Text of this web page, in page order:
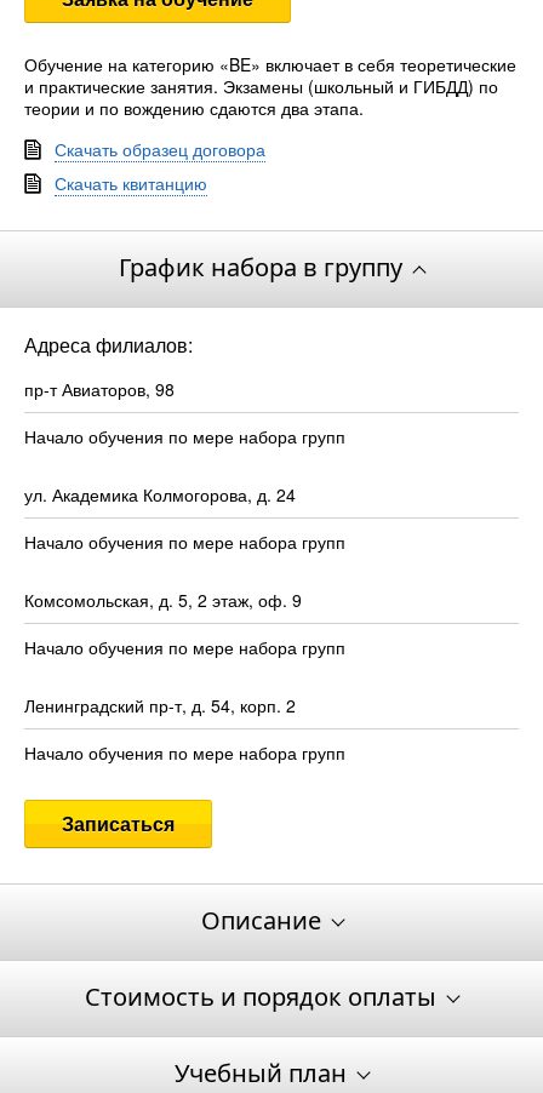
Обучение на категорию «BE» включает в себя теоретические
и практические занятия. Экзамены (школьный и ГИБДД) по
теории и по вождению сдаются два этапа.
Скачать образец договора
Скачать квитанцию
График набора в группу
Адреса филиалов:
пр-т Авиаторов, 98
Начало обучения по мере набора групп
ул. Академика Колмогорова, д. 24
Начало обучения по мере набора групп
Комсомольская, д. 5, 2 этаж, оф. 9
Начало обучения по мере набора групп
Ленинградский пр-т, д. 54, корп. 2
Начало обучения по мере набора групп
Записаться
Описание
Стоимость и порядок оплаты
Учебный план